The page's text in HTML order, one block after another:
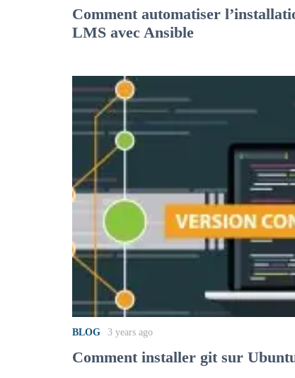
Comment automatiser
LMS avec Ansible
BLOG 3 years ago
Comment installer git sur